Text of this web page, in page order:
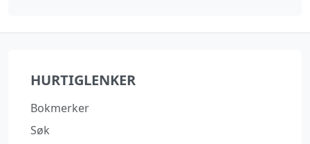
HURTIGLENKER
Bokmerker
Søk